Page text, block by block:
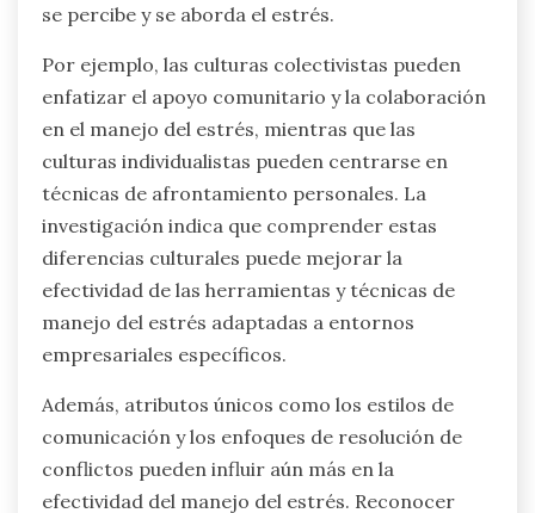
se percibe y se aborda el estrés.
Por ejemplo, las culturas colectivistas pueden
enfatizar el apoyo comunitario y la colaboración
en el manejo del estrés, mientras que las
culturas individualistas pueden centrarse en
técnicas de afrontamiento personales. La
investigación indica que comprender estas
diferencias culturales puede mejorar la
efectividad de las herramientas y técnicas de
manejo del estrés adaptadas a entornos
empresariales específicos.
Además, atributos únicos como los estilos de
comunicación y los enfoques de resolución de
conflictos pueden influir aún más en la
efectividad del manejo del estrés. Reconocer